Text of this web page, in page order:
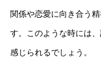
関係や恋愛に向き合う
す。このような時には
感じられるでしょう。